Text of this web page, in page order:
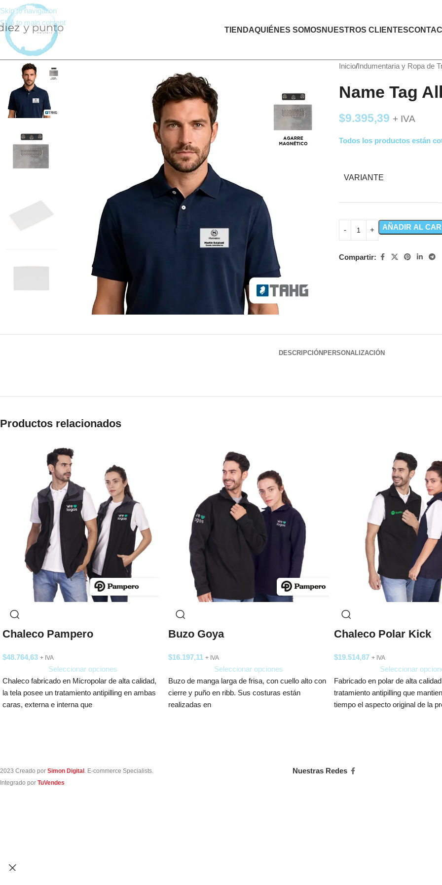
Skip to navigation
Skip to main content
TIENDAQUIÉNES SOMOS NUESTROS CLIENTES
Inicio Indumentaria y Ropa de
Name Tag
$9.395,39 + IVA
Todos los productos están
VARIANTE
AÑADIR AL
Compartir:
DESCRIPCIÓN PERSONALIZACIÓN
Productos relacionados
Chaleco Pampero
$48.764,63 + IVA
Seleccionar opciones
Chaleco fabricado en Micropolar de alta calidad,
la tela posee un tratamiento antipilling en ambas
caras, externa e interna que
Buzo Goya
$16.197,11 + IVA
Seleccionar opciones
Buzo de manga larga de frisa, con cuello alto con
cierre y puño en ribb. Sus costuras están
realizadas en
Chaleco Polar Kick
$19.514,87 + IVA
Seleccionar
Fabricado en polar de alta
tratamiento antipilling que
tiempo el aspecto original de la
2023 Creado por Simon Digital . E-commerce Specialists.
Integrado por TuVendes
Nuestras Redes